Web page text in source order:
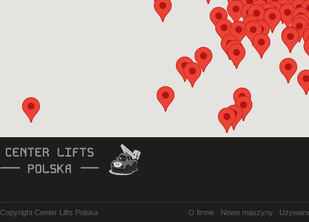
Copyright Center Lifts Polska O firmie Nowe maszyny